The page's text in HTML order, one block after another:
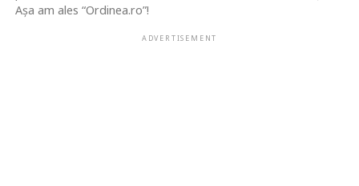
Așa am ales “Ordinea.ro”!
ADVERTISEMENT